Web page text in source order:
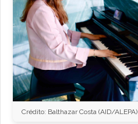
Crédito: Balthazar Costa (AID/ALEPA)